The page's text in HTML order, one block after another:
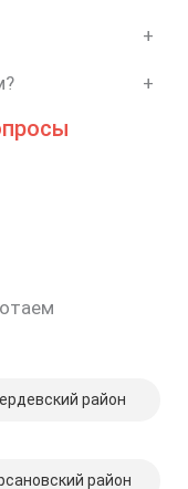
+
+
район
район